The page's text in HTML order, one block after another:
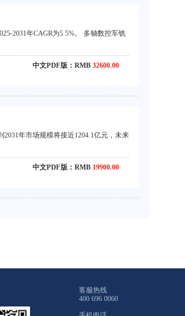
2031年CAGR为5.5%。 多轴数控车铣
中文PDF版：RMB 32600.00
年市场规模将接近1204.1亿元，未来
中文PDF版：RMB 19900.00
客服热线
400 696 0060